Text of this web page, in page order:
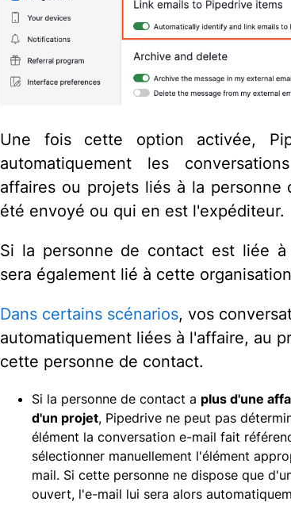
Une fois cette option activée,
automatiquement les
affaires ou projets liés à la
été envoyé ou qui en est l'expéditeur.
Si la personne de contact est liée à
sera également lié à cette
Dans certains scénarios, vos
automatiquement liées à l'affaire, au
cette personne de contact.
Si la personne de contact a plus d'une
d'un projet, Pipedrive ne peut pas
élément la conversation e-mail fait
sélectionner manuellement l'élément
mail. Si cette personne ne dispose que
ouvert, l'e-mail lui sera alors